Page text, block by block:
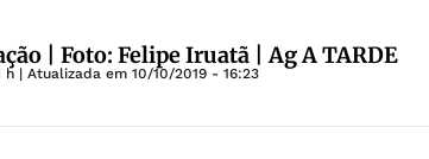
| Foto: Felipe Iruatã | Ag A TARDE
h | Atualizada em 10/10/2019 - 16:23